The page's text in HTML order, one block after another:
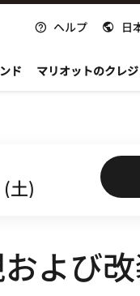
ヘルプ 日
ド マリオットのクレ
よび